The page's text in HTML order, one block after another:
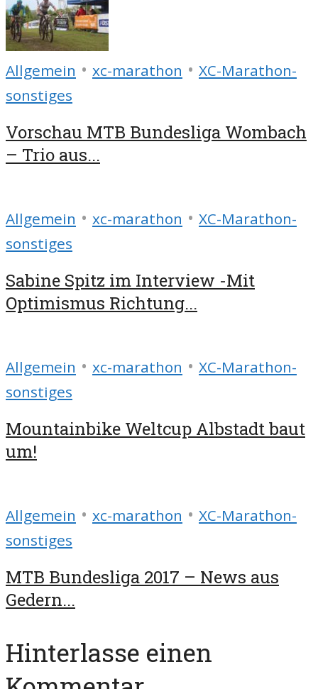
Allgemein • xc-marathon • XC-Marathon-
sonstiges
Vorschau MTB Bundesliga Wombach
– Trio aus...
Allgemein • xc-marathon • XC-Marathon-
sonstiges
Sabine Spitz im Interview -Mit
Optimismus Richtung...
Allgemein • xc-marathon • XC-Marathon-
sonstiges
Mountainbike Weltcup Albstadt baut
um!
Allgemein • xc-marathon • XC-Marathon-
sonstiges
MTB Bundesliga 2017 – News aus
Gedern...
Hinterlasse einen